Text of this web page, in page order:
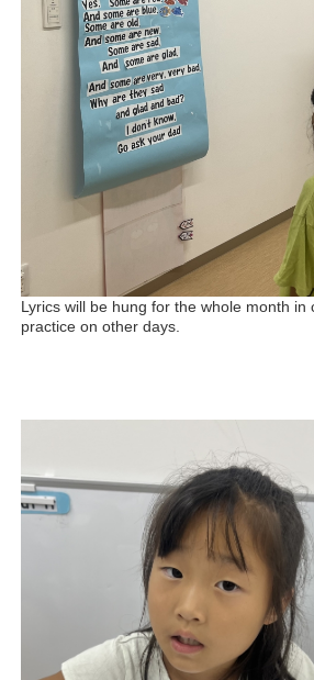
Lyrics will be hung for the whole month in
practice on other days.